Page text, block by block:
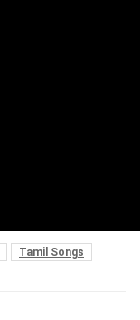
Tamil Songs